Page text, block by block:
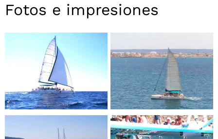
Fotos e impresiones